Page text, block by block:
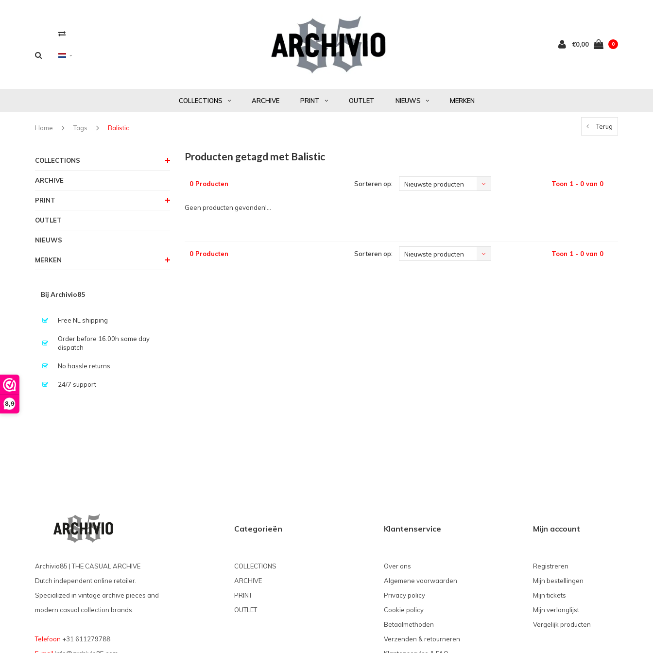
8,9
€0,00 0
COLLECTIONS ARCHIVE PRINT OUTLET NIEUWS MERKEN
Home Tags Balistic Terug
COLLECTIONS
ARCHIVE
PRINT
OUTLET
NIEUWS
MERKEN
Bij Archivio85
Free NL shipping
Order before 16.00h same day
dispatch
No hassle returns
24/7 support
Producten getagd met Balistic
0 Producten Sorteren op: Nieuwste producten Toon 1 - 0 van 0
Geen producten gevonden!...
0 Producten Sorteren op: Nieuwste producten Toon 1 - 0 van 0
Archivio85 | THE CASUAL ARCHIVE
Dutch independent online retailer.
Specialized in vintage archive pieces and
modern casual collection brands.
Telefoon +31 611279788
Categorieën
COLLECTIONS
ARCHIVE
PRINT
OUTLET
Klantenservice
Over ons
Algemene voorwaarden
Privacy policy
Cookie policy
Betaalmethoden
Verzenden & retourneren
Mijn account
Registreren
Mijn bestellingen
Mijn tickets
Mijn verlanglijst
Vergelijk producten